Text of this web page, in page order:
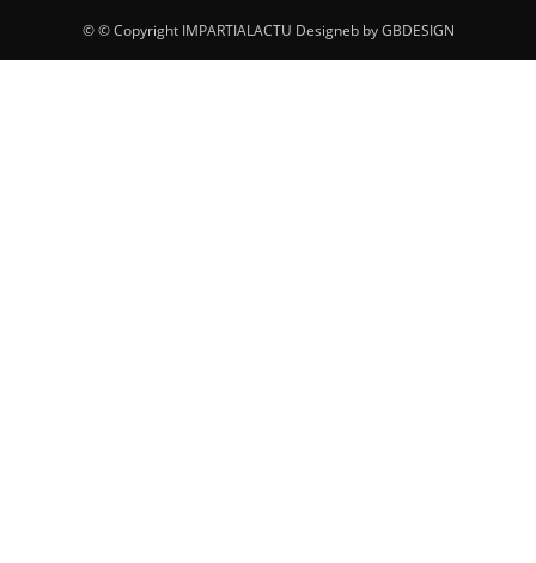
© © Copyright IMPARTIALACTU Designeb by GBDESIGN